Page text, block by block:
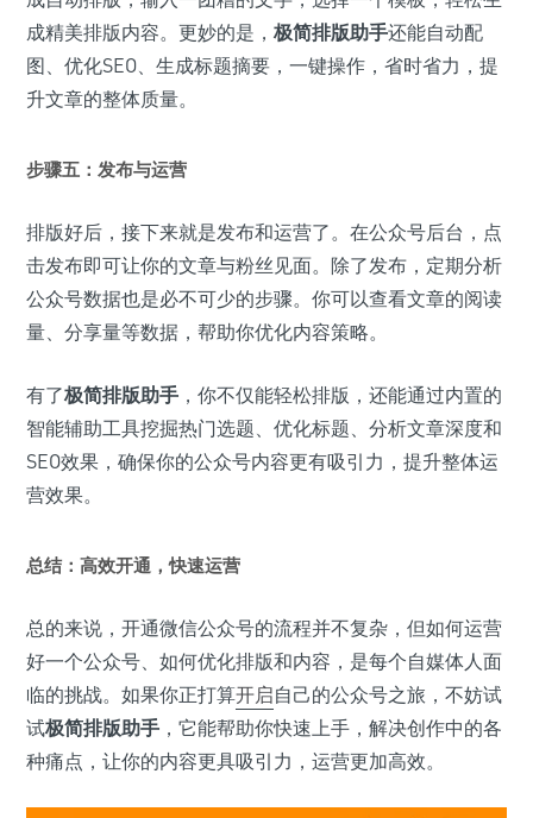
成精美排版内容。更妙的是， 极简排版助手还能自动配
图、优化SEO、生成标题摘要，一键操作，省时省力，提
升文章的整体质量。
步骤五：发布与运营
排版好后，接下来就是发布和运营了。在公众号后台，点
击发布即可让你的文章与粉丝见面。除了发布，定期分析
公众号数据也是必不可少的步骤。你可以查看文章的阅读
量、分享量等数据，帮助你优化内容策略。
有了极简排版助手 ，你不仅能轻松排版，还能通过内置的
智能辅助工具挖掘热门选题、优化标题、分析文章深度和
SEO效果，确保你的公众号内容更有吸引力，提升整体运
营效果。
总结：高效开通，快速运营
总的来说，开通微信公众号的流程并不复杂，但如何运营
好一个公众号、如何优化排版和内容，是每个自媒体人面
临的挑战。如果你正打算开启自己的公众号之旅，不妨试
试极简排版助手 ，它能帮助你快速上手，解决创作中的各
种痛点，让你的内容更具吸引力，运营更加高效。